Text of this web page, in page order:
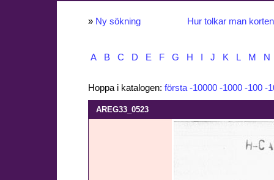
» Ny sökning Hur tolkar man
A B C D E F G H J K L M N
Hoppa i katalogen: första -10000 -1000 -100 -
AREG33_0523